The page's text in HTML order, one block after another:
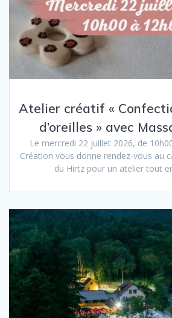
Atelier créatif «
d’oreilles » avec
Le mercredi 22 juillet 2026, de
Création vous donne rendez-vous au
du Hirtz pour un atelier tout